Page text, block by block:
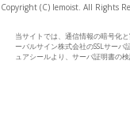
Copyright (C) lemoist. All Rights
当サイトでは、通信情報の暗号化
ーバルサイン株式会社のSSLサー
ュアシールより、サーバ証明書の